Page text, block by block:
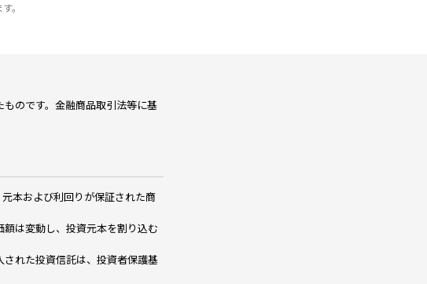
。
のです。金融商品取引法等に基
本および利回りが保証された商
は変動し、投資元本を割り込む
れた投資信託は、投資者保護基